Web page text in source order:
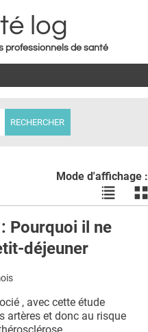
log
professionnels de santé
Mode d'affichage :
Voir
les
en
les
: Pourquoi il ne
déjeuner
, avec cette étude
artères et donc au risque